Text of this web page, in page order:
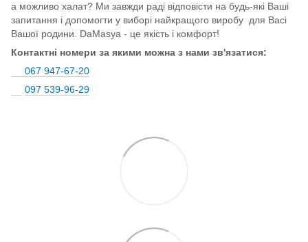
а можливо халат? Ми завжди раді відповісти на будь-які Ваші
запитання і допомогти у виборі найкращого виробу для Васі
Вашої родини. DaMasya - це якість і комфорт!
Контактні номери за якими можна з нами зв'язатися:
067 947-67-20
097 539-96-29